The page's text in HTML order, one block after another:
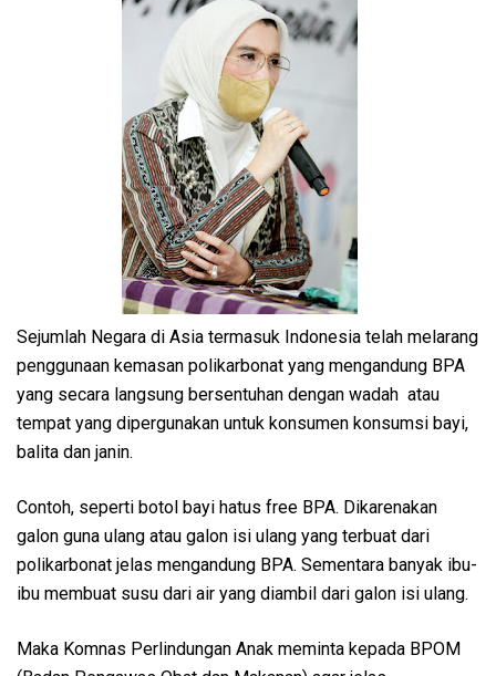
Sejumlah Negara di Asia termasuk Indonesia telah melarang
penggunaan kemasan polikarbonat yang mengandung BPA
yang secara langsung bersentuhan dengan wadah atau
tempat yang dipergunakan untuk konsumen konsumsi bayi,
balita dan janin.
Contoh, seperti botol bayi hatus free BPA. Dikarenakan
galon guna ulang atau galon isi ulang yang terbuat dari
polikarbonat jelas mengandung BPA. Sementara banyak ibu-
ibu membuat susu dari air yang diambil dari galon isi ulang.
Maka Komnas Perlindungan Anak meminta kepada BPOM